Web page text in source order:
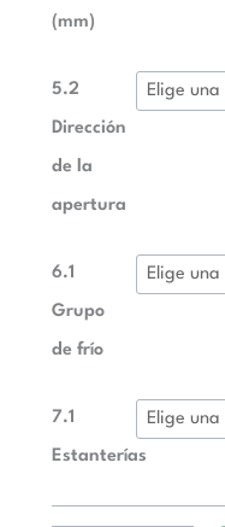
(mm)
5.2
Dirección
de la
apertura
6.1
Grupo
de frío
7.1
Estanterías